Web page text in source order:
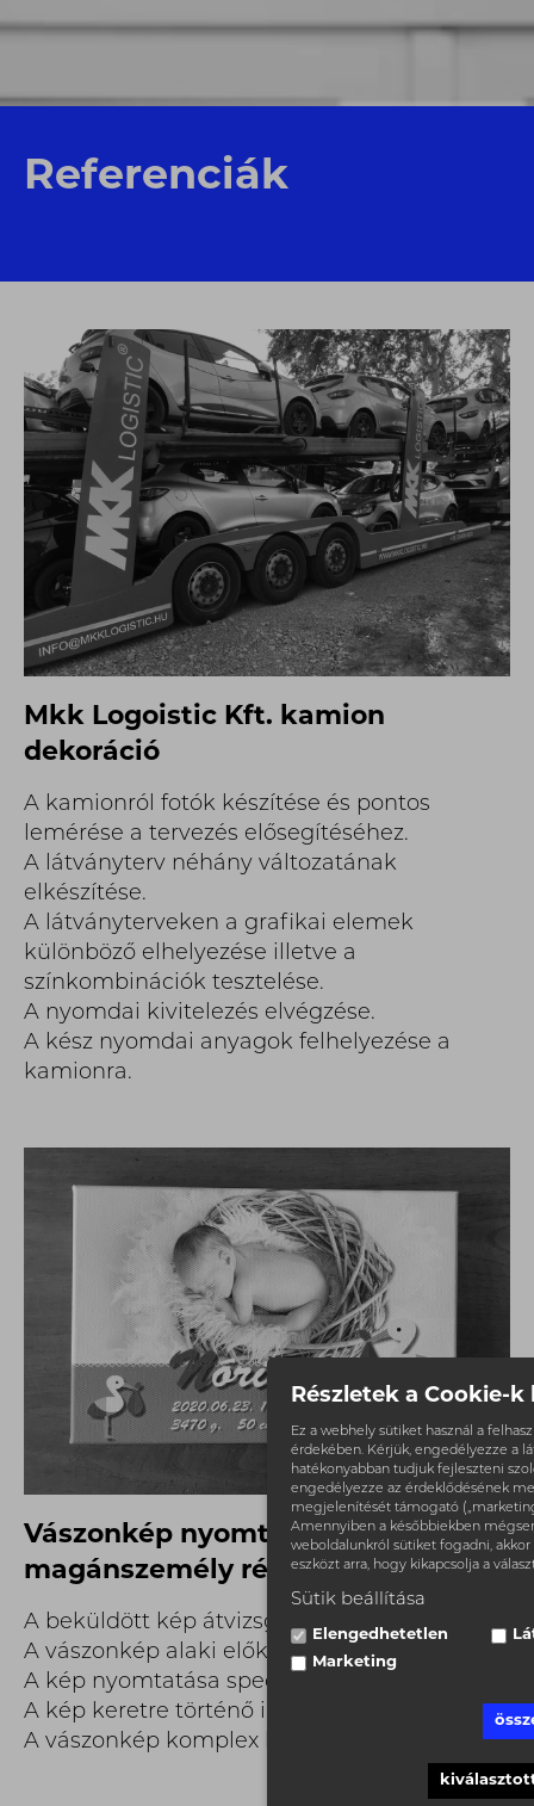
Referenciák
Mkk Logoistic Kft. kamion
dekoráció
A kamionról fotók készítése és pontos
lemérése a tervezés elősegítéséhez.
A látványterv néhány változatának
elkészítése.
A látványterveken a grafikai elemek
különböző elhelyezése illetve a
színkombinációk tesztelése.
A nyomdai kivitelezés elvégzése.
A kész nyomdai anyagok felhelyezése a
kamionra.
Vászonkép nyomtatás
magánszemély részére
A beküldött kép átvizsgálása
A vászonkép alaki előkészítése
A kép nyomtatása speciális anyagra
A kép keretre történő illesztése
A vászonkép komplex kivitelezése
Részletek a Cookie-k
Ez a webhely sütiket használ a
érdekében. Kérjük, engedélyezze a
hatékonyabban tudjuk fejleszteni
engedélyezze az érdeklődésének
megjelenítését támogató
Amennyiben a későbbiekben
weboldalunkról sütiket fogadni, akkor
eszközt arra, hogy kikapcsolja a
Sütik beállítása
Elengedhetetlen
Marketing